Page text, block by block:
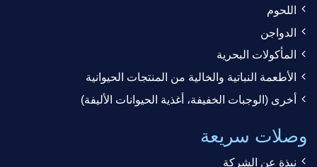
اللحوم
الدواجن
المأكولات البحرية
الأطعمة النباتية والخالية من المنتجات الحيوانية
أخرى (الوجبات الخفيفة، أغذية الحيوانات الأليفة)
وصلات سريعة
نبذة عن الشركة